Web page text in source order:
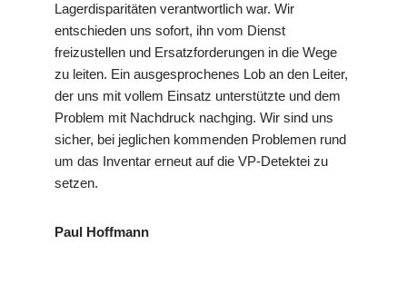
Lagerdisparitäten verantwortlich war. Wir
entschieden uns sofort, ihn vom Dienst
freizustellen und Ersatzforderungen in die Wege
zu leiten. Ein ausgesprochenes Lob an den Leiter,
der uns mit vollem Einsatz unterstützte und dem
Problem mit Nachdruck nachging. Wir sind uns
sicher, bei jeglichen kommenden Problemen rund
um das Inventar erneut auf die VP-Detektei zu
setzen.
Paul Hoffmann